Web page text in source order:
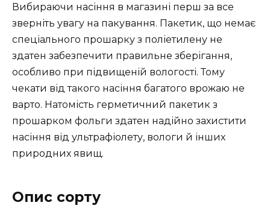
Вибираючи насіння в магазині перш за все
зверніть увагу на пакування. Пакетик, що немає
спеціального прошарку з поліетилену не
здатен забезпечити правильне зберігання,
особливо при підвищеній вологості. Тому
чекати від такого насіння багатого врожаю не
варто. Натомість герметичний пакетик з
прошарком фольги здатен надійно захистити
насіння від ультрафіолету, вологи й інших
природних явищ.
Опис сорту